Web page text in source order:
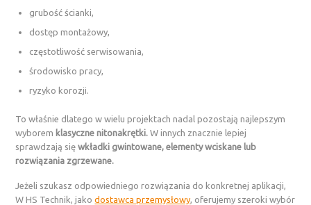
grubość ścianki,
dostęp montażowy,
częstotliwość serwisowania,
środowisko pracy,
ryzyko korozji.
To właśnie dlatego w wielu projektach nadal pozostają najlepszym
wyborem klasyczne nitonakrętki. W innych znacznie lepiej
sprawdzają sięwkładki gwintowane, elementy wciskane lub
rozwiązania zgrzewane.
Jeżeli szukasz odpowiedniego rozwiązania do konkretnej aplikacji,
W HS Technik, jakodostawca przemysłowy , oferujemy szeroki wybór